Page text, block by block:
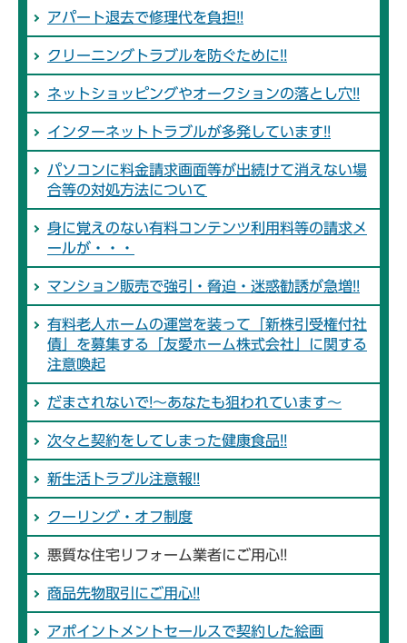
アパート退去で修理代を負担!!
クリーニングトラブルを防ぐために!!
ネットショッピングやオークションの落とし穴!!
インターネットトラブルが多発しています!!
パソコンに料金請求画面等が出続けて消えない場
合等の対処方法について
身に覚えのない有料コンテンツ利用料等の請求メ
ールが・・・
マンション販売で強引・脅迫・迷惑勧誘が急増!!
有料老人ホームの運営を装って「新株引受権付社
債」を募集する「友愛ホーム株式会社」に関する
注意喚起
だまされないで!～あなたも狙われています～
次々と契約をしてしまった健康食品!!
新生活トラブル注意報!!
クーリング・オフ制度
悪質な住宅リフォーム業者にご用心!!
商品先物取引にご用心!!
アポイントメントセールスで契約した絵画